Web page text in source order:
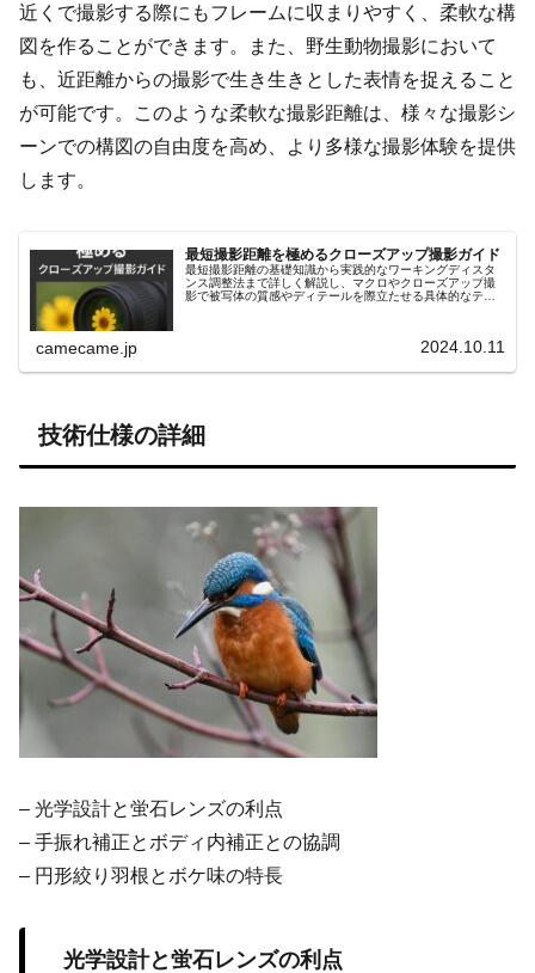
近くで撮影する際にもフレームに収まりやすく、柔軟な構
図を作ることができます。また、野生動物撮影において
も、近距離からの撮影で生き生きとした表情を捉えること
が可能です。このような柔軟な撮影距離は、様々な撮影シ
ーンでの構図の自由度を高め、より多様な撮影体験を提供
します。
最短撮影距離を極めるクローズアップ撮影ガイド
最短撮影距離の基礎知識から実践的なワーキングディスタ
ンス調整法まで詳しく解説し、マクロやクローズアップ撮
影で被写体の質感やディテールを際立たせる具体的なテク
camecame.jp 2024.10.11
技術仕様の詳細
– 光学設計と蛍石レンズの利点
– 手振れ補正とボディ内補正との協調
– 円形絞り羽根とボケ味の特長
光学設計と蛍石レンズの利点